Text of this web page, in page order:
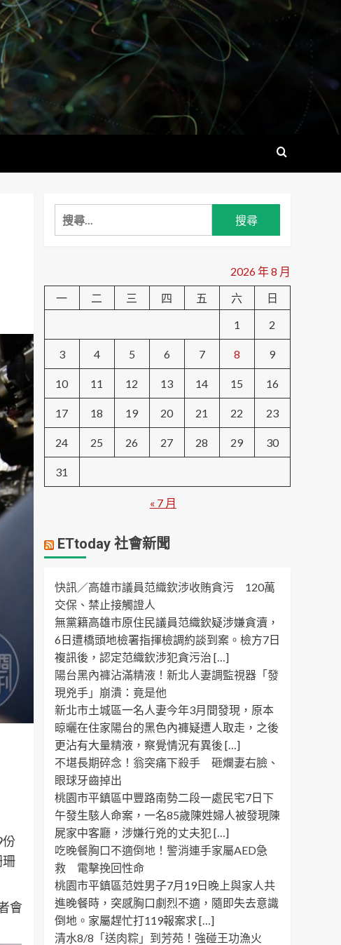
珊
會
搜
尋
字:
2026 年 8 月
一
二 三 四 五 六
日
1
2
3 4 5 6 7 8 9
10 11 12 13 14 15 16
17 18 19 20 21 22 23
24 25 26 27 28 29 30
31
« 7 月
ETtoday 社會新聞
快訊／高雄市議員范織欽涉收賄貪污 120萬
交保、禁止接觸證人
無黨籍高雄市原住民議員范織欽疑涉嫌貪瀆，
6日遭橋頭地檢署指揮檢調約談到案。檢方7日
複訊後，認定范織欽涉犯貪污治 […]
陽台黑內褲沾滿精液！新北人妻調監視器「發
現兇手」崩潰：竟是他
新北市土城區一名人妻今年3月間發現，原本
晾曬在住家陽台的黑色內褲疑遭人取走，之後
更沾有大量精液，察覺情況有異後 […]
不堪長期碎念！翁突痛下殺手 砸爛妻右臉、
眼球牙齒掉出
桃園市平鎮區中豐路南勢二段一處民宅7日下
午發生駭人命案，一名85歲陳姓婦人被發現陳
屍家中客廳，涉嫌行兇的丈夫犯 […]
吃晚餐胸口不適倒地！警消連手家屬AED急
救 電擊挽回性命
桃園市平鎮區范姓男子7月19日晚上與家人共
進晚餐時，突感胸口劇烈不適，隨即失去意識
倒地。家屬趕忙打119報案求 […]
清水8/8「送肉粽」到芳苑！強碰王功漁火